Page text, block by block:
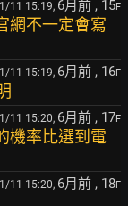
11 15:19, 6月前 , 15F
網不一定會寫
11 15:19, 6月前 , 16F
11 15:20, 6月前 , 17F
機率比選到電
11 15:20, 6月前 , 18F